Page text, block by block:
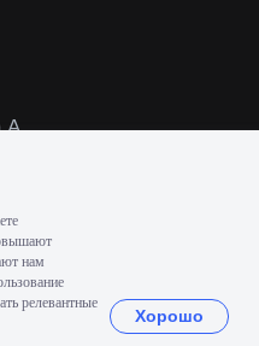
нам
релевантные
Хорошо